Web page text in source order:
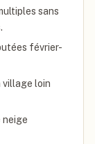
sans
février-
village loin
neige